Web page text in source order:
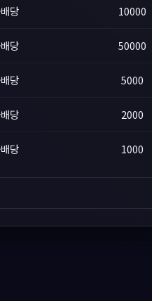
당 10000
당 50000
당 5000
당 2000
당 1000